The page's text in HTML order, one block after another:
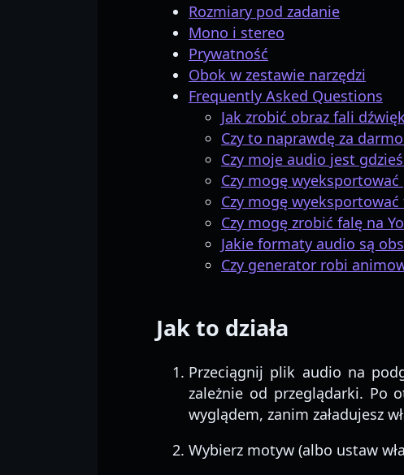
Rozmiary pod zadanie
Mono i stereo
Prywatność
Obok w zestawie narzędzi
Frequently Asked Questions
Jak zrobić obraz fali
Czy to naprawdę za
Czy moje audio jest gdzieś
Czy mogę wyeksportować
Czy mogę wyeksportować
Czy mogę zrobić falę na
Jakie formaty audio są
Czy generator robi
Jak to działa
Przeciągnij plik audio na
zależnie od przeglądarki. Po
wyglądem, zanim załadujesz
Wybierz motyw (albo ustaw